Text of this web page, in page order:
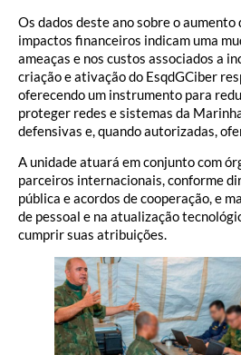
Os dados deste ano sobre o aumento
impactos financeiros indicam uma
ameaças e nos custos associados a
criação e ativação do EsqdGCiber
oferecendo um instrumento para
proteger redes e sistemas da
defensivas e, quando autorizadas,
A unidade atuará em conjunto com
parceiros internacionais, conforme
pública e acordos de cooperação, e
de pessoal e na atualização
cumprir suas atribuições.